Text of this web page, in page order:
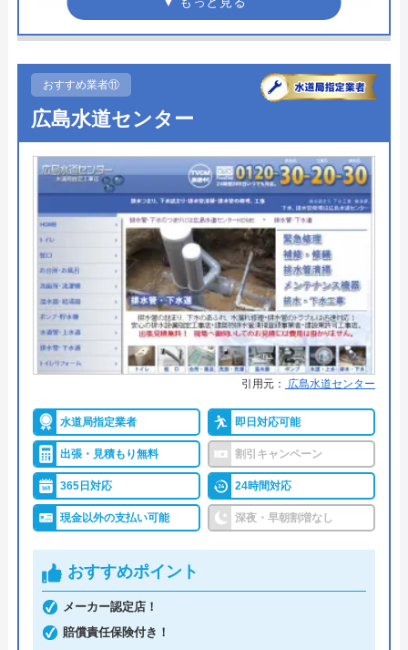
株式会社クリーンライフの基本情報
運営会社 株式会社クリーンライフ
代表者 元村祐次
所在地
〒564-0052
大阪府吹田市広芝町6-10
全国
株式会社クリーンライフのクチコ
ミ on
4.8（410件のクチコミ）
※クチコミの内容について
うまい棒エビマヨ
2 か月前
スムーズに対応して頂けて助かりました。ト
かりました。
超えた場合）
●受付時間
●定休日 なし（年中無休）
●出張見積もり ―
●支払い方法
クレジットカード銀行振込（社員
対応時）
●累計実績 累計実績36万件
●保証・保険 ―
詳細は公式HPでご確認ください
水道屋のイエローがおすすめの理由
水道屋のイエローは、水のトラブルを24時間365日
体制で受けつけています。現場に一番近いスタッフ
を手配するので、早ければわずか10分～20分で駆け
つけてくれます。累計36万件を突破する実績がある
ので、安心して依頼できるでしょう。
トイレのトラブルは「つまり」「水が出ない」「水
漏れ」「水が止まらない」などの症状に対応。作業
料金が1万円を超えた場合に利用できるホームペー
ジ限定クーポンを実施中なので、お電話の際に「限
おすすめ業者⑪
広島水道センター
引用元： 広島水道センター
水道局指定業者 即日対応可能
出張・見積もり無料 割引キャンペーン
365日対応 24時間対応
現金以外の支払い可能 深夜・早朝割増なし
おすすめポイント
メーカー認定店！
賠償責任保険付き！